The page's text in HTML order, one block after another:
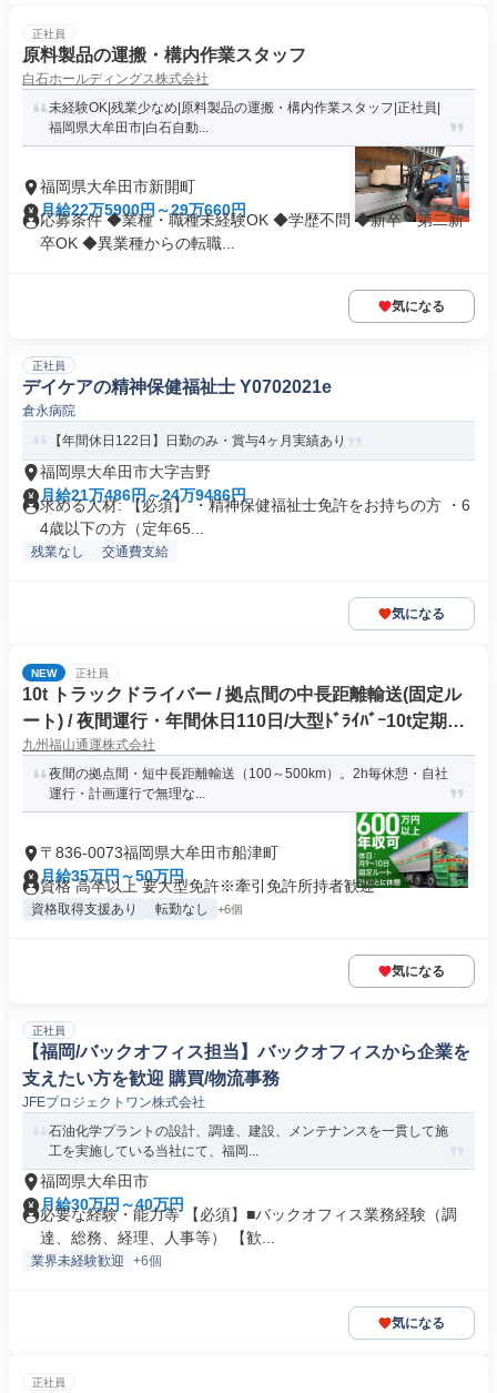
正社員
原料製品の運搬・構内作業スタッフ
白石ホールディングス株式会社
未経験OK|残業少なめ|原料製品の運搬・構内作業スタッフ|正社員|
福岡県大牟田市|白石自動...
福岡県大牟田市新開町
月給22万5900円～29万660円
応募条件 ◆業種・職種未経験OK ◆学歴不問 ◆新卒・第二新
卒OK ◆異業種からの転職...
気になる
正社員
デイケアの精神保健福祉士 Y0702021e
倉永病院
【年間休日122日】日勤のみ・賞与4ヶ月実績あり
福岡県大牟田市大字吉野
月給21万486円～24万9486円
求める人材: 【必須】 ・精神保健福祉士免許をお持ちの方 ・6
4歳以下の方（定年65...
残業なし 交通費支給
気になる
NEW 正社員
10t トラックドライバー / 拠点間の中長距離輸送(固定ル
ート) / 夜間運行・年間休日110日/大型ﾄﾞﾗｲﾊﾞｰ10t定期夜
間幹線便(正社員)
九州福山通運株式会社
夜間の拠点間・短中長距離輸送（100～500km）。2h毎休憩・自社
運行・計画運行で無理な...
〒836-0073福岡県大牟田市船津町
月給35万円～50万円
資格 高卒以上 要大型免許※牽引免許所持者歓迎
資格取得支援あり 転勤なし +6個
気になる
正社員
【福岡/バックオフィス担当】バックオフィスから企業を
支えたい方を歓迎 購買/物流事務
JFEプロジェクトワン株式会社
石油化学プラントの設計、調達、建設、メンテナンスを一貫して施
工を実施している当社にて、福岡...
福岡県大牟田市
月給30万円～40万円
必要な経験・能力等 【必須】■バックオフィス業務経験（調
達、総務、経理、人事等） 【歓...
業界未経験歓迎 +6個
気になる
正社員